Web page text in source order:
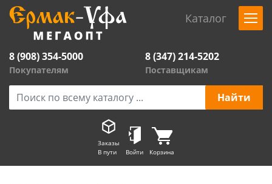
Каталог
8 (908) 354-5000
Покупателям
8 (347) 214-5202
Поставщикам
Заказы
В пути
Войти Корзина